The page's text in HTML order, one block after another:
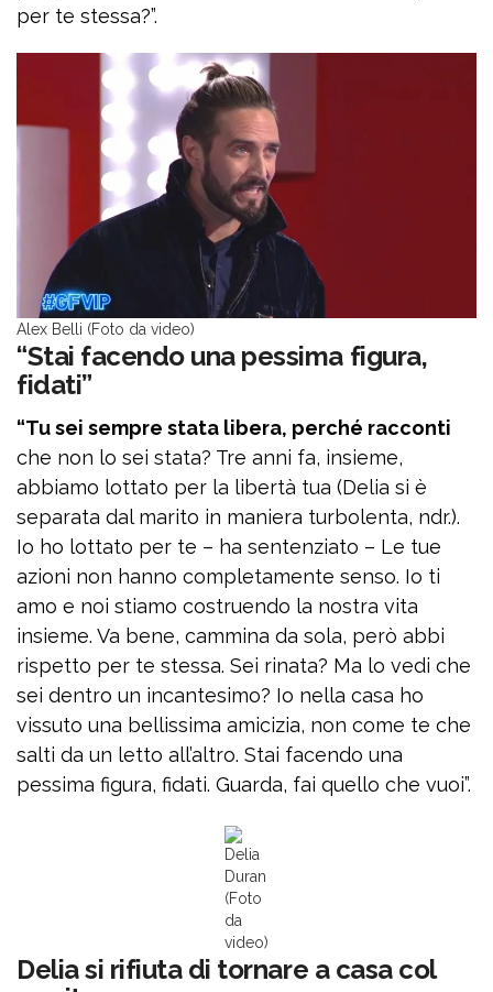
per te stessa?”.
Alex Belli (Foto da video)
“Stai facendo una pessima figura,
fidati”
“Tu sei sempre stata libera, perché racconti
che non lo sei stata? Tre anni fa, insieme,
abbiamo lottato per la libertà tua (Delia si è
separata dal marito in maniera turbolenta, ndr.).
Io ho lottato per te – ha sentenziato – Le tue
azioni non hanno completamente senso. Io ti
amo e noi stiamo costruendo la nostra vita
insieme. Va bene, cammina da sola, però abbi
rispetto per te stessa. Sei rinata? Ma lo vedi che
sei dentro un incantesimo? Io nella casa ho
vissuto una bellissima amicizia, non come te che
salti da un letto all’altro. Stai facendo una
pessima figura, fidati. Guarda, fai quello che vuoi”.
Delia
Duran
(Foto
da
video)
Delia si rifiuta di tornare a casa col